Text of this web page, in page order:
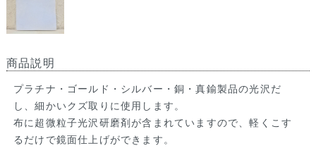
商品説明
プラチナ・ゴールド・シルバー・銅・真鍮製品の光沢だ
し、細かいクズ取りに使用します。
布に超微粒子光沢研磨剤が含まれていますので、軽くこす
るだけで鏡面仕上げができます。